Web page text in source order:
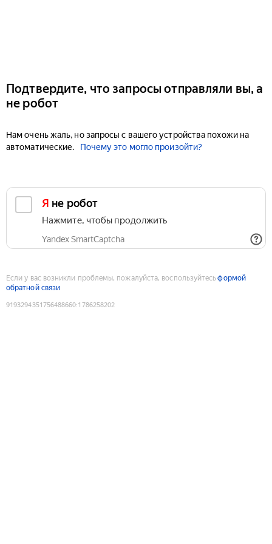
Подтвердите, что запросы отправляли вы, а
не робот
Нам очень жаль, но запросы с вашего устройства похожи на
автоматические.
Почему это могло произойти?
Я не робот
Нажмите, чтобы продолжить
Yandex SmartCaptcha
Если у вас возникли проблемы, пожалуйста, воспользуйтесьформой
обратной связи
9193294351756488660:1786258202